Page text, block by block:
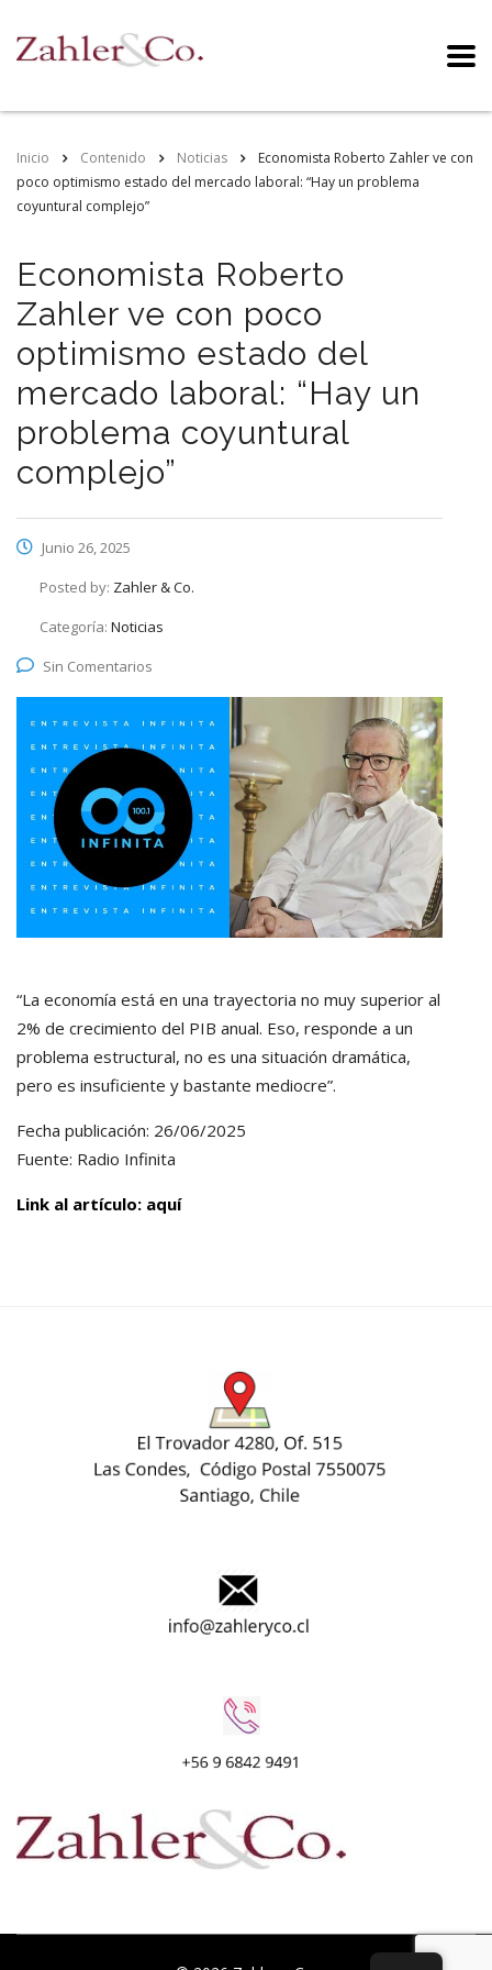
Inicio Contenido Noticias
Economista Roberto Zahler ve con
poco optimismo estado del mercado laboral: “Hay un problema
coyuntural complejo”
Economista Roberto
Zahler ve con poco
optimismo estado del
mercado laboral: “Hay un
problema coyuntural
complejo”
Junio 26, 2025
Posted by: Zahler & Co.
Categoría: Noticias
Sin Comentarios
“La economía está en una trayectoria no muy superior al
2% de crecimiento del PIB anual. Eso, responde a un
problema estructural, no es una situación dramática,
pero es insuficiente y bastante mediocre”.
Fecha publicación: 26/06/2025
Fuente: Radio Infinita
Link al artículo: aquí